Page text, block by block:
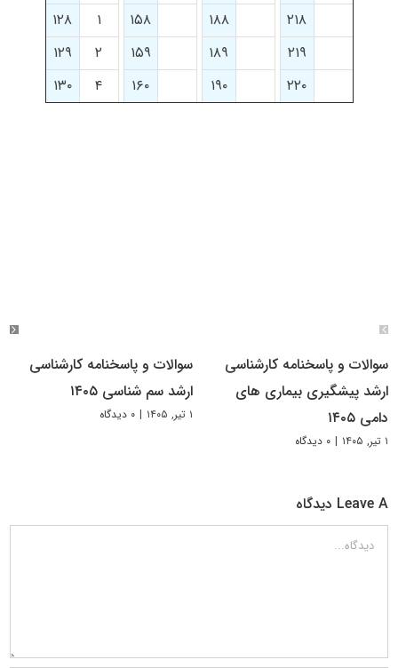
۲۱۸
۱۸۸ ۱۵۸ ۱
۱۲۸
۲۱۹
۱۸۹ ۱۵۹ ۲
۱۲۹
۲۲۰
۱۹۰ ۱۶۰ ۴ ۱۳۰
سوالات و پاسخنامه کارشناسی
ارشد پیشگیری بیماری های
دامی ۱۴۰۵
۱ تیر, ۱۴۰۵ | ۰ دیدگاه
سوالات و پاسخنامه کارشناسی
ارشد سم شناسی ۱۴۰۵
۱ تیر, ۱۴۰۵ | ۰ دیدگاه
Leave A دیدگاه
دیدگاه